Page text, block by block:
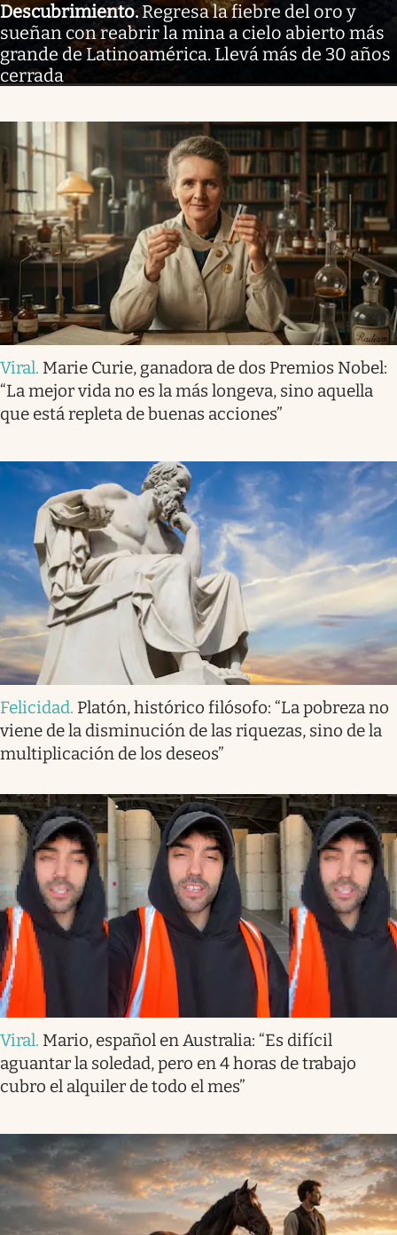
Descubrimiento.Regresa la fiebre del oro y
sueñan con reabrir la mina a cielo abierto más
grande de Latinoamérica. Llevá más de 30 años
cerrada
Viral. Marie Curie, ganadora de dos Premios Nobel:
“La mejor vida no es la más longeva, sino aquella
que está repleta de buenas acciones”
Felicidad. Platón, histórico filósofo: “La pobreza no
viene de la disminución de las riquezas, sino de la
multiplicación de los deseos”
Viral. Mario, español en Australia: “Es difícil
aguantar la soledad, pero en 4 horas de trabajo
cubro el alquiler de todo el mes”